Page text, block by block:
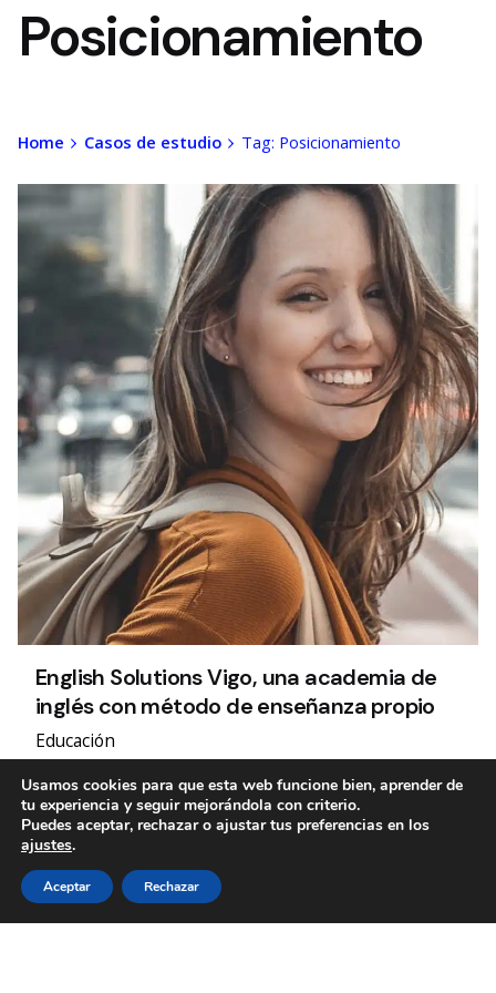
Posicionamiento
Home Casos de estudio Tag: Posicionamiento
Etiquetas
English Solutions Vigo, una academia de
inglés con método de enseñanza propio
Educación
1
Usamos cookies para que esta web funcione bien, aprender de
tu experiencia y seguir mejorándola con criterio.
Puedes aceptar, rechazar o ajustar tus preferencias en los
ajustes.
Aceptar Rechazar